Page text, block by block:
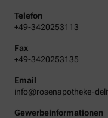
Telefon
+49-3420253113
Fax
+49-3420253135
Email
info@rosenapotheke-
Gewerbeinformationen